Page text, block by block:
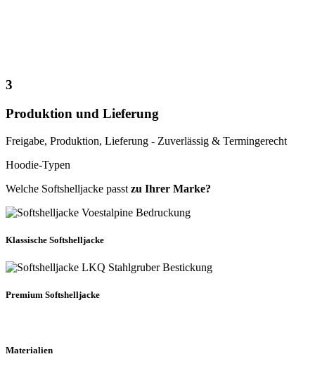
3
Produktion und Lieferung
Freigabe, Produktion, Lieferung - Zuverlässig & Termingerecht
Hoodie-Typen
Welche Softshelljacke passt zu Ihrer Marke?
Klassische Softshelljacke
Premium Softshelljacke
Materialien